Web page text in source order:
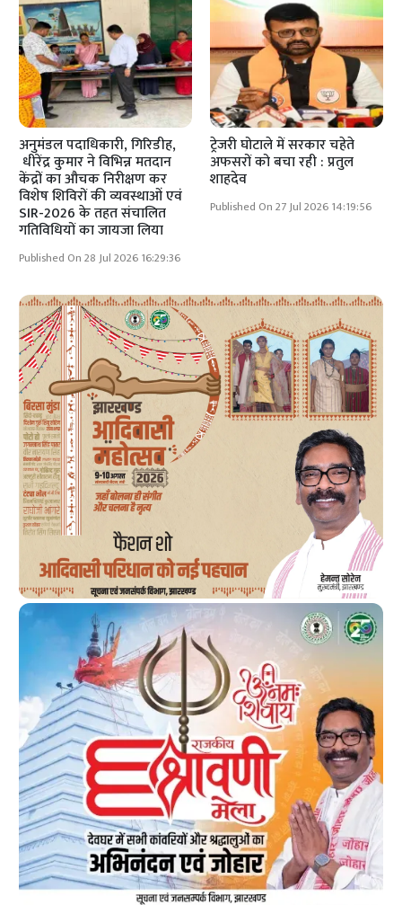
अनुमंडल पदाधिकारी, गिरिडीह,
धीरेंद्र कुमार ने विभिन्न मतदान
केंद्रों का औचक निरीक्षण कर
विशेष शिविरों की व्यवस्थाओं एवं
SIR-2026 के तहत संचालित
गतिविधियों का जायजा लिया
Published On 28 Jul 2026 16:29:36
ट्रेजरी घोटाले में सरकार चहेते
अफसरों को बचा रही : प्रतुल
शाहदेव
Published On 27 Jul 2026 14:19:56